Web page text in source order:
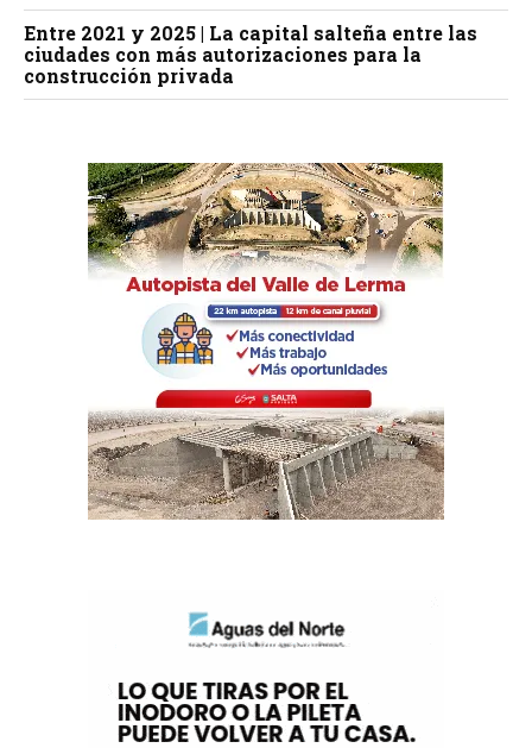
Entre 2021 y 2025 | La capital salteña entre las
ciudades con más autorizaciones para la
construcción privada